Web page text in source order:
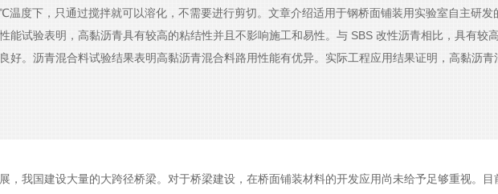
度下，只通过搅拌就可以溶化，不需要进行剪切。文章介绍适用于钢桥面铺装用实验室自主研发
能试验表明，高黏沥青具有较高的粘结性并且不影响施工和易性。与 SBS 改性沥青相比，具有较
好。沥青混合料试验结果表明高黏沥青混合料路用性能有优异。实际工程应用结果证明，高黏沥
，我国建设大量的大跨径桥梁。对于桥梁建设，在桥面铺装材料的开发应用尚未给予足够重视。目